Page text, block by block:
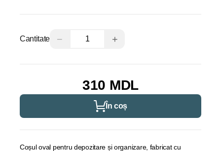
Cantitate − +
310 MDL
În coș
Coșul oval pentru depozitare și organizare, fabricat cu